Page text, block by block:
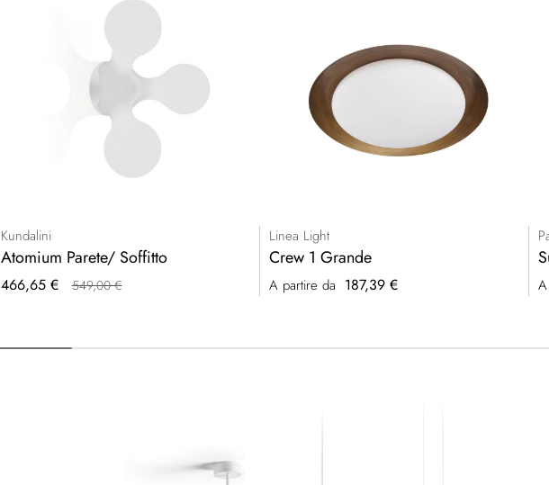
Kundalini
Atomium Parete/ Soffitto
Prezzo
466,65 € 549,00 €
Linea Light
Crew 1 Grande
A partire da 187,39 €